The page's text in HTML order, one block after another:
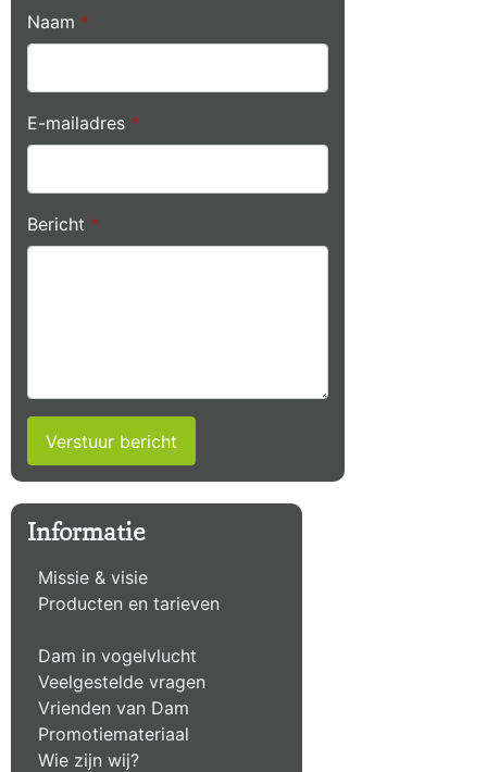
Naam *
E-mailadres *
Bericht *
Verstuur bericht
Informatie
Missie & visie
Producten en tarieven
Dam in vogelvlucht
Veelgestelde vragen
Vrienden van Dam
Promotiemateriaal
Wie zijn wij?